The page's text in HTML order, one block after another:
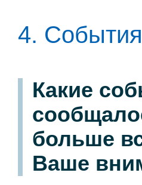
4.
Какие
больше
Ваше